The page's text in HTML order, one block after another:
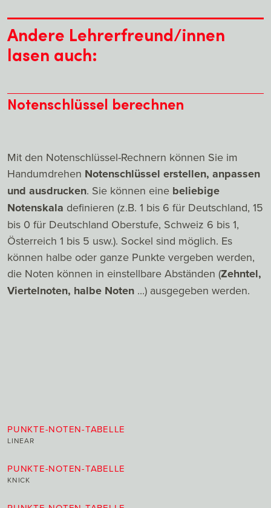
Andere Lehrerfreund/innen
lasen auch:
Notenschlüssel berechnen
Mit den Notenschlüssel-Rechnern können Sie im
Handumdrehen Notenschlüssel erstellen, anpassen
und ausdrucken. Sie können eine beliebige
Notenskala definieren (z.B. 1 bis 6 für Deutschland, 15
bis 0 für Deutschland Oberstufe, Schweiz 6 bis 1,
Österreich 1 bis 5 usw.). Sockel sind möglich. Es
können halbe oder ganze Punkte vergeben werden,
die Noten können in einstellbare Abständen (Zehntel,
Viertelnoten, halbe Noten ...) ausgegeben werden.
PUNKTE-NOTEN-TABELLE
LINEAR
PUNKTE-NOTEN-TABELLE
KNICK